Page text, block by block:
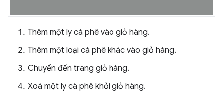
Thêm một ly cà phê vào giỏ hàng.
Thêm một loại cà phê khác vào giỏ hàng.
Chuyển đến trang giỏ hàng.
Xoá một ly cà phê khỏi giỏ hàng.